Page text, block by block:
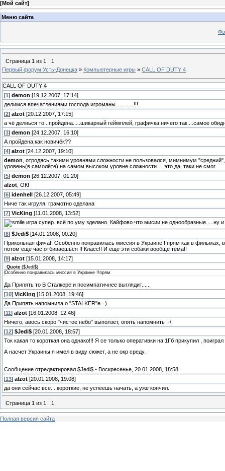
[Мой сайт]
Меню сайта
Страница 1 из 1
1
Первый форум Усть-Донецка » Компьютерные игры » CALL OF DUTY 4
CALL OF DUTY 4
[1] demon [19.12.2007, 17:14]
делимся впечатлениями господа игроманы............!!!
[2] alzot [20.12.2007, 17:15]
а чё делиься то...пройдена.....шикарный геймплей, графичка ничего так....самое
[3] demon [24.12.2007, 16:10]
А пройдена,как новичёк??
[4] alzot [24.12.2007, 19:10]
demon , отродясь такими уровнями сложности не пользовался, мимнимум
уровень(в самолёте) на самом высоком уровне сложности.....это да, таки не смог.
[5] demon [26.12.2007, 01:20]
alzot , ОК!
[6] idenhell [26.12.2007, 05:49]
Ниче так игруля, грамотно сделана
[7] VicKing [11.01.2008, 13:52]
игра супер. всё по уму зделано. Кайфово что мисии не однообразные.....ну
[8] $Jedi$ [14.01.2008, 00:20]
Прикольная фича!! Особенно понравилась миссия в Украине !!прям как в фильмах,
потом еще час отбиваешься !! Класс!! И еще эти собаки вообще тема!!
[9] alzot [15.01.2008, 14:17]
Quote ($Jedi$)
Особенно понравилась миссия в Украине !!прям
Да Припять то В Сталкере и посимпатичнее выглядит......
[10] VicKing [15.01.2008, 19:46]
Да Припять напомнила о "STALKER"е =)
[11] alzot [16.01.2008, 12:46]
Ничего, авось скоро "чистое небо" выползет, опять напомнить :-/
[12] $Jedi$ [20.01.2008, 18:57]
Ток какая то короткая она однако!!! Я се только оперативки на 1Гб прикупил ,
А насчет Украины я имел в виду сюжет, а не окр среду.
Сообщение отредактировал $Jedi$ - Воскресенье, 20.01.2008, 18:58
[13] alzot [20.01.2008, 19:08]
да они сейчас все....короткие, не успеешь начать, а уже кончил.
Страница 1 из 1 1
Полная версия сайта